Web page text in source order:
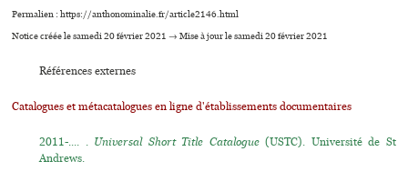
Permalien : https://anthonominalie.fr/article2146.html
Notice créée le samedi 20 février 2021 → Mise à jour le samedi 20 février 2021
Références externes
Catalogues et métacatalogues en ligne d'établissements documentaires
2011-.... . Universal Short Title Catalogue(USTC). Université de St
Andrews.